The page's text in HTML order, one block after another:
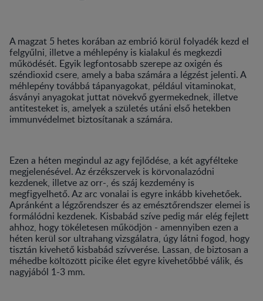
A magzat 5 hetes korában az embrió körül folyadék kezd el
felgyűlni, illetve a méhlepény is kialakul és megkezdi
működését. Egyik legfontosabb szerepe az oxigén és
széndioxid csere, amely a baba számára a légzést jelenti. A
méhlepény továbbá tápanyagokat, például vitaminokat,
ásványi anyagokat juttat növekvő gyermekednek, illetve
antitesteket is, amelyek a születés utáni első hetekben
immunvédelmet biztosítanak a számára.
Ezen a héten megindul az agy fejlődése, a két agyfélteke
megjelenésével. Az érzékszervek is körvonalazódni
kezdenek, illetve az orr-, és száj kezdemény is
megfigyelhető. Az arc vonalai is egyre inkább kivehetőek.
Apránként a légzőrendszer és az emésztőrendszer elemei is
formálódni kezdenek. Kisbabád szíve pedig már elég fejlett
ahhoz, hogy tökéletesen működjön - amennyiben ezen a
héten kerül sor ultrahang vizsgálatra, úgy látni fogod, hogy
tisztán kivehető kisbabád szívverése. Lassan, de biztosan a
méhedbe költözött picike élet egyre kivehetőbbé válik, és
nagyjából 1-3 mm.